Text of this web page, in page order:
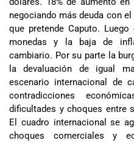
negociando más deuda con
que pretende Caputo.
monedas y la baja de
cambiario. Por su parte la
la devaluación de igual
escenario internacional de
contradicciones
dificultades y choques entre
El cuadro internacional se
choques comerciales y